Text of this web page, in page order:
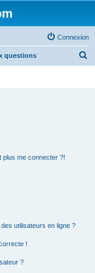
Connexion
questions
plus me connecter ?!
utilisateurs en ligne ?
!
?